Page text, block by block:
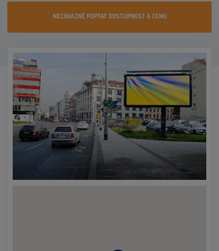
PROMO AKCE
NEZÁVAZNĚ POPTAT DOSTUPNOST A CENU